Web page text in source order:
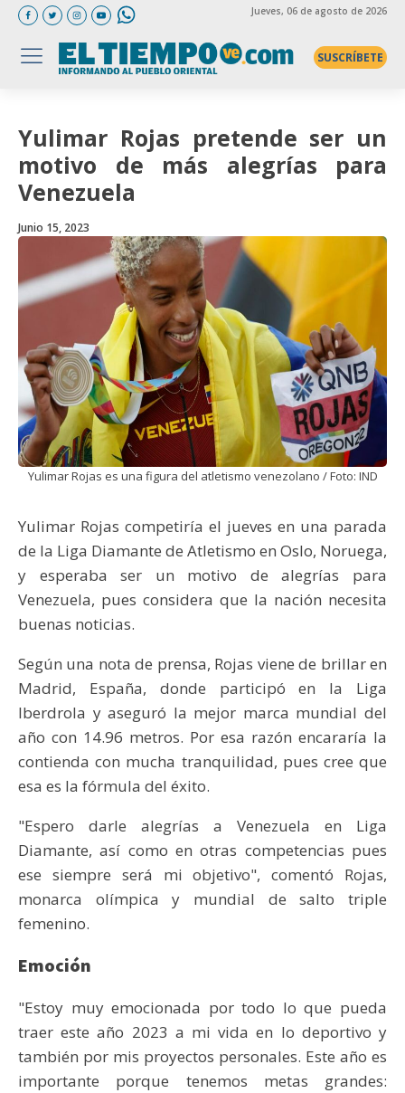
Jueves, 06 de agosto de 2026
SUSCRÍBETE
Yulimar Rojas pretende ser un
motivo de más alegrías para
Venezuela
Junio 15, 2023
Yulimar Rojas es una figura del atletismo venezolano / Foto: IND
Yulimar Rojas competiría el jueves en una parada
de la Liga Diamante de Atletismo en Oslo, Noruega,
y esperaba ser un motivo de alegrías para
Venezuela, pues considera que la nación necesita
buenas noticias.
Según una nota de prensa, Rojas viene de brillar en
Madrid, España, donde participó en la Liga
Iberdrola y aseguró la mejor marca mundial del
año con 14.96 metros. Por esa razón encararía la
contienda con mucha tranquilidad, pues cree que
esa es la fórmula del éxito.
"Espero darle alegrías a Venezuela en Liga
Diamante, así como en otras competencias pues
ese siempre será mi objetivo", comentó Rojas,
monarca olímpica y mundial de salto triple
femenino.
Emoción
"Estoy muy emocionada por todo lo que pueda
traer este año 2023 a mi vida en lo deportivo y
también por mis proyectos personales. Este año es
importante porque tenemos metas grandes: